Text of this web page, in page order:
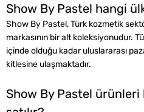
Show By Pastel hangi
Show By Pastel, Türk kozmetik
markasının bir alt koleksiyonudur.
içinde olduğu kadar uluslararası
kitlesine ulaşmaktadır.
Show By Pastel